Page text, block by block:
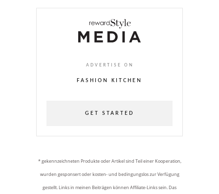
ADVERTISE ON
FASHION KITCHEN
GET STARTED
* gekennzeichneten Produkte oder Artikel sind Teil einer Kooperation,
wurden gesponsert oder kosten- und bedingungslos zur Verfügung
gestellt. Links in meinen Beiträgen können Affiliate-Links sein. Das